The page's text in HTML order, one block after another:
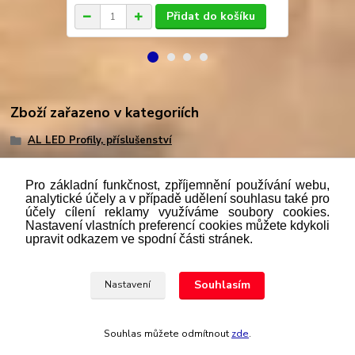
Přidat do košíku
Zboží zařazeno v kategoriích
AL LED Profily, příslušenství
Podlezákona č. 112/mmmmm2016 Sb. o evidenci tržeb je
prodávající povinen vystavit kupujícímu účtenku. Zároveň je
případě technického výpadku pak nejpozději do 48 hodin.“
Upravit sběr cookies.
Pro základní funkčnost, zpříjemnění používání webu,
analytické účely a v případě udělení souhlasu také pro
účely cílení reklamy využíváme soubory cookies.
Nastavení vlastních preferencí cookies můžete kdykoli
upravit odkazem ve spodní části stránek.
Nastavení Souhlasím
Souhlas můžete odmítnout zde.